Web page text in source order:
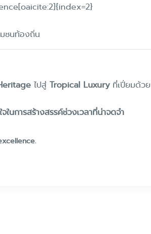
ชนท้องถิ่น
ไปสู่ Tropical Luxuryที่เปี่ยมด้วย
ในการสร้างสรรค์ช่วงเวลาที่น่าจดจำ